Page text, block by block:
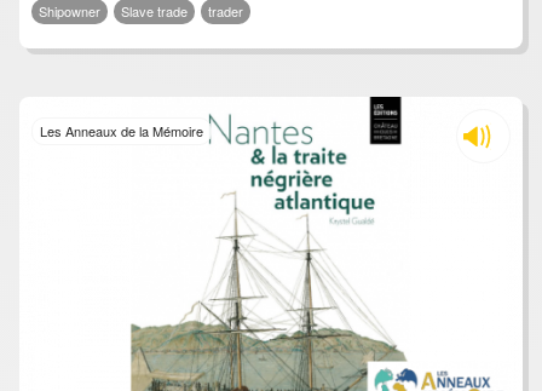
Shipowner Slave trade trader
Les Anneaux de la Mémoire